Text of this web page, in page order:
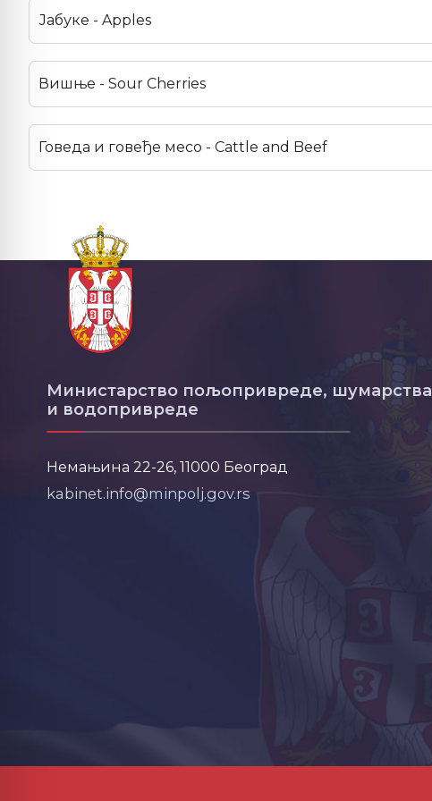
Јабуке - Apples
Вишње - Sour Cherries
Говеда и говеђе месо - Cattle and Beef
Министарство пољопривреде, шумарства
и водопривреде
Немањина 22-26, 11000 Београд
kabinet.info@minpolj.gov.rs